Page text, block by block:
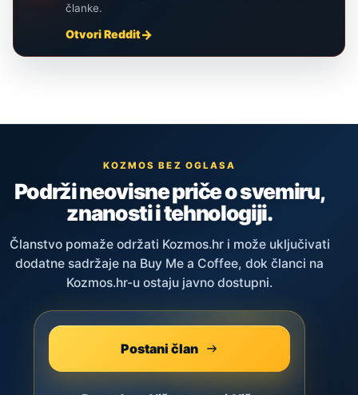
članke.
Otvori Reddit
KOZMOS BEZ OGLASA
Podrži neovisne priče o svemiru,
znanosti i tehnologiji.
Članstvo pomaže održati Kozmos.hr i može uključivati
dodatne sadržaje na Buy Me a Coffee, dok članci na
Kozmos.hr-u ostaju javno dostupni.
Postani član